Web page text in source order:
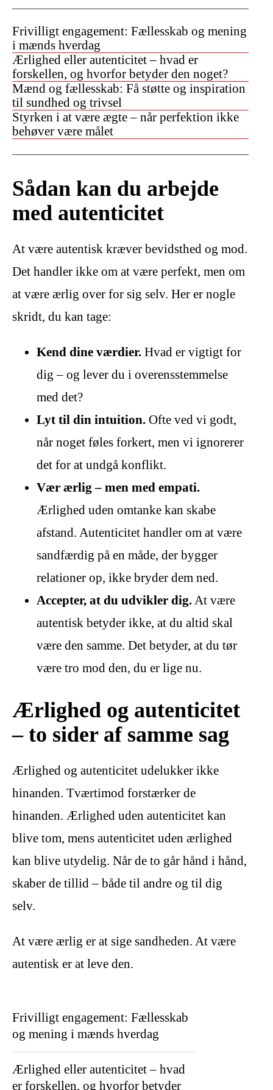
Frivilligt engagement: Fællesskab og mening
i mænds hverdag
Ærlighed eller autenticitet – hvad er
forskellen, og hvorfor betyder den noget?
Mænd og fællesskab: Få støtte og inspiration
til sundhed og trivsel
Styrken i at være ægte – når perfektion ikke
behøver være målet
Sådan kan du arbejde
med autenticitet
At være autentisk kræver bevidsthed og mod.
Det handler ikke om at være perfekt, men om
at være ærlig over for sig selv. Her er nogle
skridt, du kan tage:
Kend dine værdier. Hvad er vigtigt for
dig – og lever du i overensstemmelse
med det?
Lyt til din intuition. Ofte ved vi godt,
når noget føles forkert, men vi ignorerer
det for at undgå konflikt.
Vær ærlig – men med empati.
Ærlighed uden omtanke kan skabe
afstand. Autenticitet handler om at være
sandfærdig på en måde, der bygger
relationer op, ikke bryder dem ned.
Accepter, at du udvikler dig.At være
autentisk betyder ikke, at du altid skal
være den samme. Det betyder, at du tør
være tro mod den, du er lige nu.
Ærlighed og autenticitet
– to sider af samme sag
Ærlighed og autenticitet udelukker ikke
hinanden. Tværtimod forstærker de
hinanden. Ærlighed uden autenticitet kan
blive tom, mens autenticitet uden ærlighed
kan blive utydelig. Når de to går hånd i hånd,
skaber de tillid – både til andre og til dig
selv.
At være ærlig er at sige sandheden. At være
autentisk er at leve den.
Frivilligt engagement: Fællesskab
og mening i mænds hverdag
Ærlighed eller autenticitet – hvad
er forskellen, og hvorfor betyder